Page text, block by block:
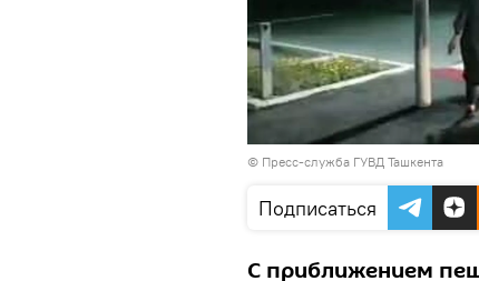
© Пресс-служба ГУВД Ташкента
Подписаться
С приближением